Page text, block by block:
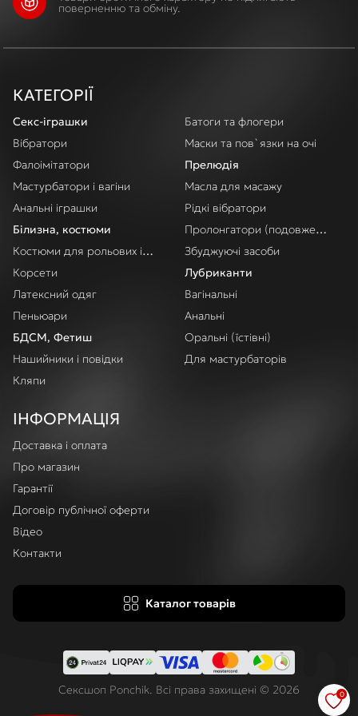
0
секс-приколами!
поверненню та обміну.
КАТЕГОРІЇ
Секс-іграшки
Вібратори
Фалоімітатори
Мастурбатори і вагіни
Анальні іграшки
Білизна, костюми
Костюми для рольових ігор
Корсети
Латексний одяг
Пеньюари
БДСМ, Фетиш
Нашийники і повідки
Кляпи
Батоги та флогери
Маски та пов`язки на очі
Прелюдія
Масла для масажу
Рідкі вібратори
Пролонгатори (подовження
Збуджуючі засоби
Лубриканти
Вагінальні
Анальні
Оральні (їстівні)
Для мастурбаторів
ІНФОРМАЦІЯ
Доставка і оплата
Про магазин
Гарантії
Договір публічної оферти
Відео
Контакти
Каталог товарів
Сексшоп Ponchik. Всі права захищені © 2026